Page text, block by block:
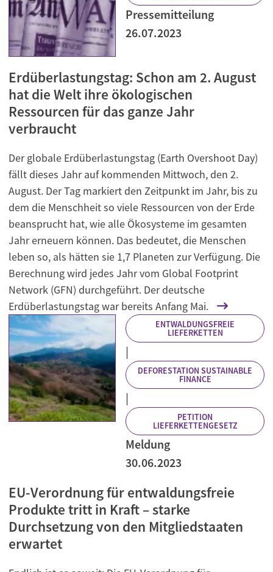
Pressemitteilung
26.07.2023
Erdüberlastungstag: Schon am 2. August
hat die Welt ihre ökologischen
Ressourcen für das ganze Jahr
verbraucht
Der globale Erdüberlastungstag (Earth Overshoot Day)
fällt dieses Jahr auf kommenden Mittwoch, den 2.
August. Der Tag markiert den Zeitpunkt im Jahr, bis zu
dem die Menschheit so viele Ressourcen von der Erde
beansprucht hat, wie alle Ökosysteme im gesamten
Jahr erneuern können. Das bedeutet, die Menschen
leben so, als hätten sie 1,7 Planeten zur Verfügung. Die
Berechnung wird jedes Jahr vom Global Footprint
Network (GFN) durchgeführt. Der deutsche
Erdüberlastungstag war bereits Anfang Mai.
ENTWALDUNGSFREIE
LIEFERKETTEN
|
DEFORESTATION SUSTAINABLE
FINANCE
|
PETITION
LIEFERKETTENGESETZ
Meldung
30.06.2023
EU-Verordnung für entwaldungsfreie
Produkte tritt in Kraft – starke
Durchsetzung von den Mitgliedstaaten
erwartet